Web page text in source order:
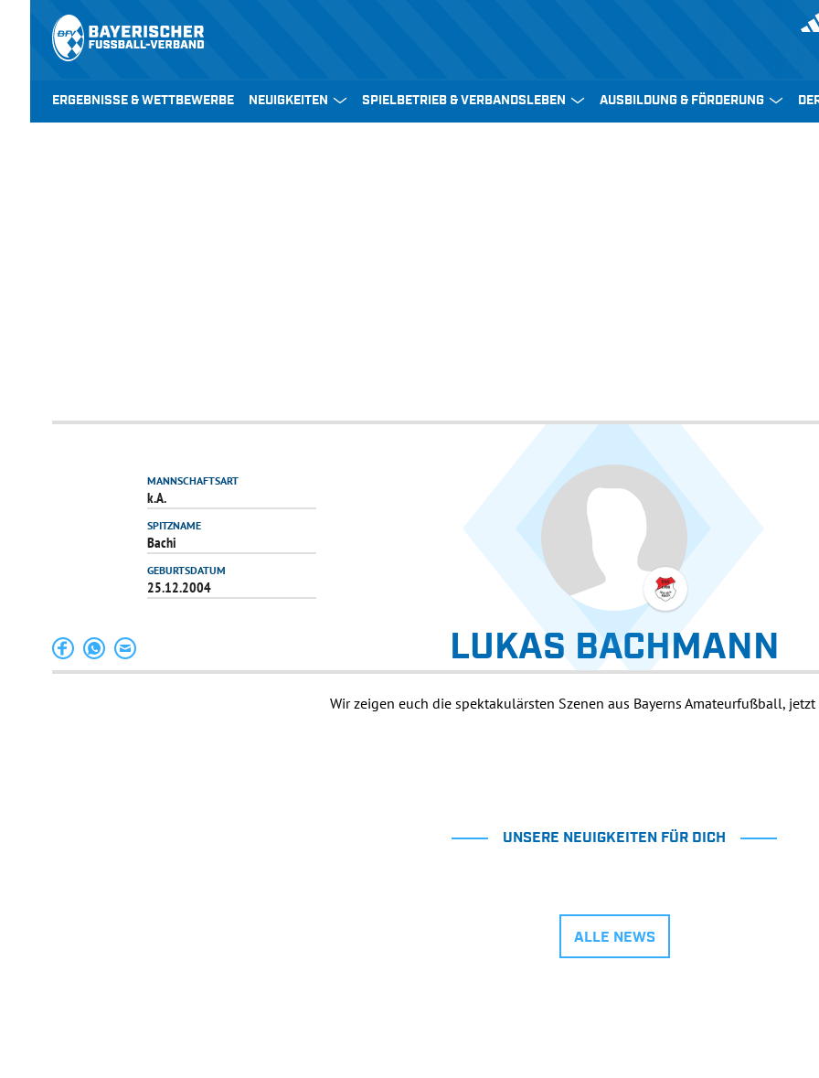
ERGEBNISSE & WETTBEWERBE NEUIGKEITEN SPIELBETRIEB & VERBANDSLEBEN AUSBILDUNG & FÖRDERUNG
LUKAS BACHMANN
MANNSCHAFTSART
k.A.
SPITZNAME
Bachi
GEBURTSDATUM
25.12.2004
Wir zeigen euch die spektakulärsten Szenen aus Bayerns Amateurfußball,
UNSERE NEUIGKEITEN FÜR DICH
ALLE NEWS